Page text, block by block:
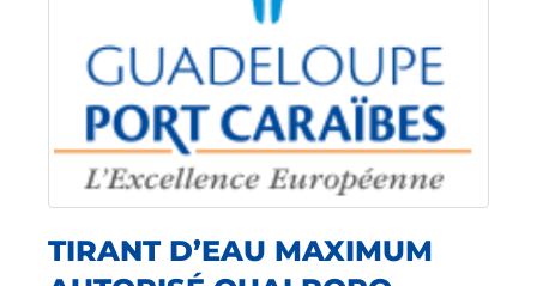
TIRANT D’EAU MAXIMUM